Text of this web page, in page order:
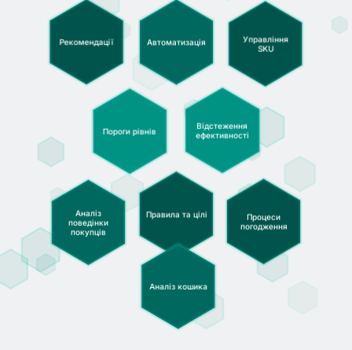
Рекомендації Автоматизація
Управління
SKU
Пороги рівнів
Відстеження
ефектив­ності
Аналіз
поведінки
покупців
Правила та цілі
Процеси
погодження
Аналіз кошика